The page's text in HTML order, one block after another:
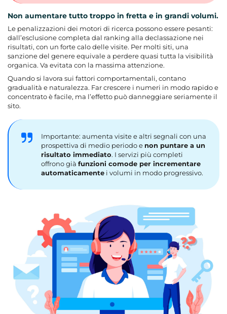
Non aumentare tutto troppo in fretta e in grandi volumi.
Le penalizzazioni dei motori di ricerca possono essere pesanti:
dall’esclusione completa dal ranking alla declassazione nei
risultati, con un forte calo delle visite. Per molti siti, una
sanzione del genere equivale a perdere quasi tutta la visibilità
organica. Va evitata con la massima attenzione.
Quando si lavora sui fattori comportamentali, contano
gradualità e naturalezza. Far crescere i numeri in modo rapido e
concentrato è facile, ma l’effetto può danneggiare seriamente il
sito.
Importante: aumenta visite e altri segnali con una
prospettiva di medio periodo e non puntare a un
risultato immediato. I servizi più completi
offrono già funzioni comode per incrementare
automaticamente i volumi in modo progressivo.